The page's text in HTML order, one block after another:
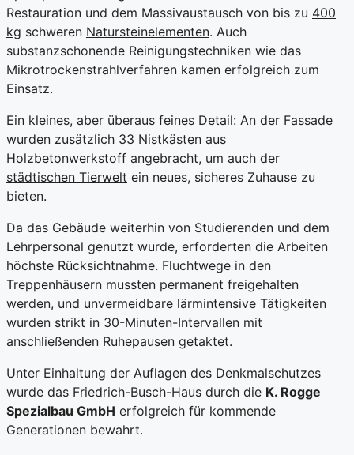
Restauration und dem Massivaustausch von bis zu 400
kg schweren Natursteinelementen. Auch
substanzschonende Reinigungstechniken wie das
Mikrotrockenstrahlverfahren kamen erfolgreich zum
Einsatz.
Ein kleines, aber überaus feines Detail: An der Fassade
wurden zusätzlich 33 Nistkästen aus
Holzbetonwerkstoff angebracht, um auch der
städtischen Tierwelt ein neues, sicheres Zuhause zu
bieten.
Da das Gebäude weiterhin von Studierenden und dem
Lehrpersonal genutzt wurde, erforderten die Arbeiten
höchste Rücksichtnahme. Fluchtwege in den
Treppenhäusern mussten permanent freigehalten
werden, und unvermeidbare lärmintensive Tätigkeiten
wurden strikt in 30-Minuten-Intervallen mit
anschließenden Ruhepausen getaktet.
Unter Einhaltung der Auflagen des Denkmalschutzes
wurde das Friedrich-Busch-Haus durch die K. Rogge
Spezialbau GmbH erfolgreich für kommende
Generationen bewahrt.